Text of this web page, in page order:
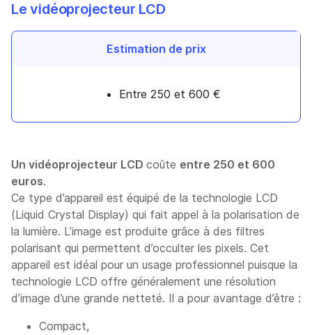
Le vidéoprojecteur LCD
Estimation de prix
Entre 250 et 600 €
Un vidéoprojecteur LCD coûte entre 250 et 600
euros.
Ce type d’appareil est équipé de la technologie LCD
(Liquid Crystal Display) qui fait appel à la polarisation de
la lumière. L’image est produite grâce à des filtres
polarisant qui permettent d’occulter les pixels. Cet
appareil est idéal pour un usage professionnel puisque la
technologie LCD offre généralement une résolution
d’image d’une grande netteté. Il a pour avantage d’être :
Compact,